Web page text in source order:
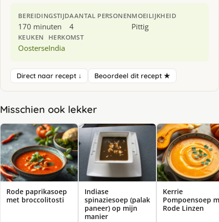
BEREIDINGSTIJD
170 minuten
AANTAL PERSONEN
4
MOEILIJKHEID
Pittig
KEUKEN
Oosterse
HERKOMST
India
Direct naar recept ↓ Beoordeel dit recept ★
Misschien ook lekker
Rode paprikasoep
met broccolitosti
Indiase
spinaziesoep (palak
paneer) op mijn
manier
Kerrie
Pompoensoep
Rode Linzen